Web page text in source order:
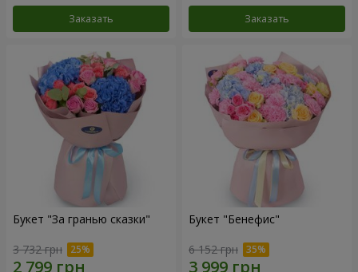
Заказать Заказать
Букет "За гранью сказки"
3 732 грн
Букет "Бенефис"
6 152 грн